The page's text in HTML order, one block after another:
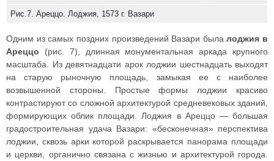
Рис.7. Ареццо. Лоджия, 1573 г. Вазари
Одним из самых поздних произведений Вазари былалоджия в
Ареццо (рис. 7), длинная монументальная аркада крупного
масштаба. Из девятнадцати арок лоджии шестнадцать выходят
на старую рыночную площадь, замыкая ее с наиболее
возвышенной стороны. Простые формы лоджии красиво
контрастируют со сложной архитектурой средневековых зданий,
формирующих облик площади. Лоджия в Ареццо — большая
градостроительная удача Вазари: «бесконечная» перспектива
лоджии, сквозь арки которой раскрывается панорама площади
и церкви, органично связана с жизнью и архитектурой города.